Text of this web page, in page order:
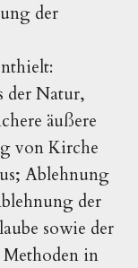
der
der Natur,
äußere
von Kirche
Ablehnung
der
sowie der
in